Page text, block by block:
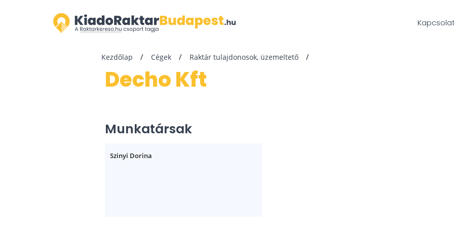
Kezdőlap Cégek Raktár tulajdonosok, üzemeltető
Decho Kft
Munkatársak
Szinyi Dorina